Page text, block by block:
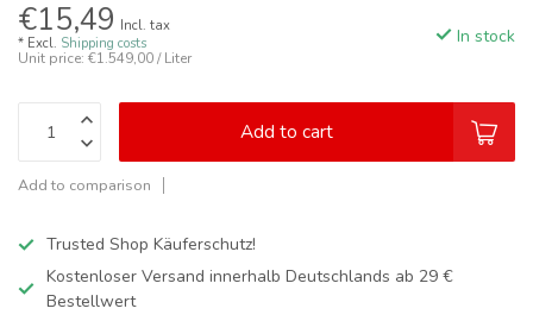
€15,49 Incl. tax
* Excl. Shipping costs
Unit price: €1.549,00 / Liter
In stock
Add to cart
Add to comparison
Trusted Shop Käuferschutz!
Kostenloser Versand innerhalb Deutschlands ab 29 €
Bestellwert